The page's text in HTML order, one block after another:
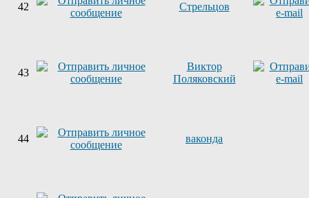
42 Стрельцов
43
Виктор
Поляковский
44 ваконда